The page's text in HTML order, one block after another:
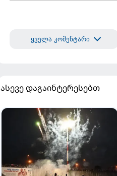
ყველა კომენტარი
ასევე დაგაინტერესებთ